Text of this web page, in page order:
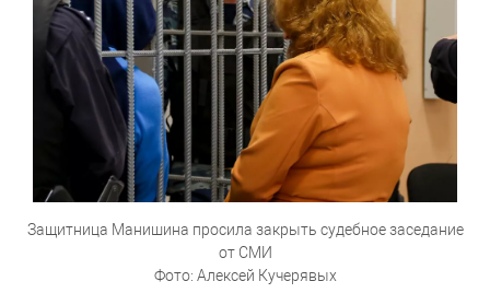
Защитница Манишина просила закрыть судебное заседание
от СМИ
Фото: Алексей Кучерявых